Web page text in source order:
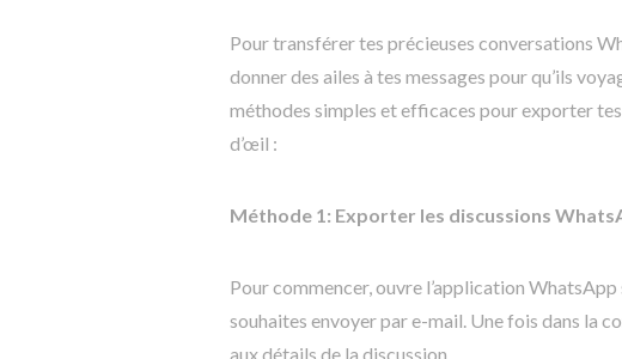
Pour transférer tes précieuses conversations
donner des ailes à tes messages pour qu’ils
méthodes simples et efficaces pour exporter
d’œil :
Méthode 1: Exporter les discussions
Pour commencer, ouvre l’application
souhaites envoyer par e-mail. Une fois dans la
aux détails de la discussion.